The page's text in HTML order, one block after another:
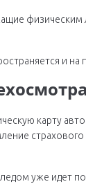
и
карту
уже идет